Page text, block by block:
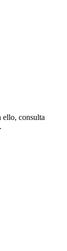
ello, consulta